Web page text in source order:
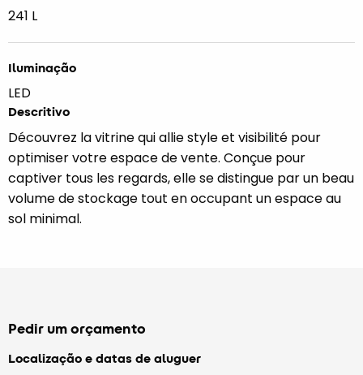
241 L
Iluminação
LED
Descritivo
Découvrez la vitrine qui allie style et visibilité pour
optimiser votre espace de vente. Conçue pour
captiver tous les regards, elle se distingue par un beau
volume de stockage tout en occupant un espace au
sol minimal.
Pedir um orçamento
Localização e datas de aluguer